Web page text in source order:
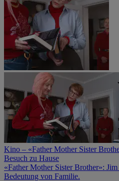
Kino – «Father Mother Sister
Besuch zu Hause
«Father Mother Sister Brother»:
Bedeutung von Familie.